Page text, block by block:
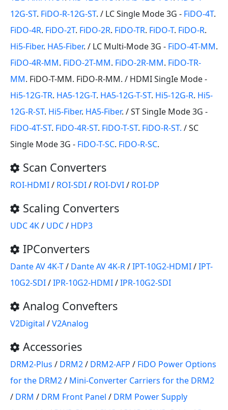
12G-ST. FiDO-R-12G-ST. / LC Single Mode 3G - FiDO-4T.
FiDO-4R. FiDO-2T. FiDO-2R. FiDO-TR. FiDO-T. FiDO-R.
Hi5-Fiber. HA5-Fiber. / LC Multi-Mode 3G - FiDO-4T-MM.
FiDO-4R-MM. FiDO-2T-MM. FiDO-2R-MM. FiDO-TR-
MM. FiDO-T-MM. FiDO-R-MM. / HDMI SingIe Mode -
Hi5-12G-TR. HA5-12G-T. HA5-12G-T-ST. Hi5-12G-R. Hi5-
12G-R-ST. Hi5-Fiber. HA5-Fiber. / ST SingIe Mode 3G -
FiDO-4T-ST. FiDO-4R-ST. FiDO-T-ST. FiDO-R-ST. / SC
Single Mode 3G - FiDO-T-SC. FiDO-R-SC.
Scan Converters
ROI-HDMI/ ROI-SDI/ ROI-DVI/ ROI-DP
Scaling Converters
UDC 4K/ UDC/ HDP3
IPConverters
Dante AV 4K-T/ Dante AV 4K-R/IPT-10G2-HDMI/IPT-
10G2-SDI/IPR-10G2-HDMI/IPR-10G2-SDI
Analog Convefters
V2Digital /V2Analog
Accessories
DRM2-Plus / DRM2/ DRM2-AFP / FiDO Power Options
for the DRM2/ Mini-Converter Carriers for the DRM2
/ DRM / DRM Front Panel / DRM Power Supply